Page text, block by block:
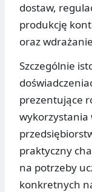
dostaw,
produkcję
oraz
Szczególnie
prezentujące
wykorzystania
praktyczny
na potrzeby
konkretnych